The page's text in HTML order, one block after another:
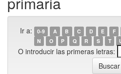
Ir a: 0-9 A B C D E F
N
O P Q R S T
O introducir las primeras letras: